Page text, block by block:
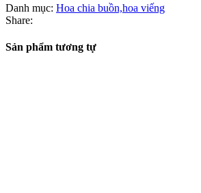
Danh mục: Hoa chia buồn,hoa viếng
Share:
Sản phẩm tương tự